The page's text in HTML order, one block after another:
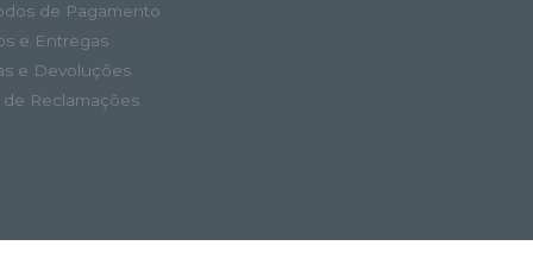
de Pagamento
e Entregas
e Devoluções
de Reclamações